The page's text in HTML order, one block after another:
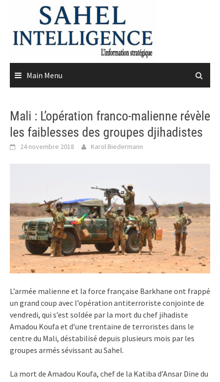
content
Main Menu
Mali : L’opération franco-malienne révèle
les faiblesses des groupes djihadistes
24 novembre 2018 Karol Biedermann
L’armée malienne et la force française Barkhane ont frappé
un grand coup avec l’opération antiterroriste conjointe de
vendredi, qui s’est soldée par la mort du chef jihadiste
Amadou Koufa et d’une trentaine de terroristes dans le
centre du Mali, déstabilisé depuis plusieurs mois par les
groupes armés sévissant au Sahel.
La mort de Amadou Koufa, chef de la Katiba d’Ansar Dine du